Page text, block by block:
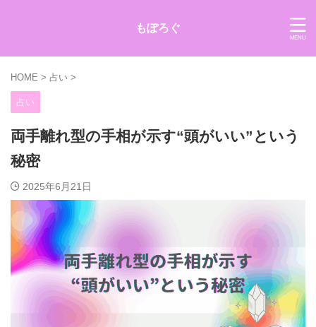
もぽろぐ
HOME > 占い >
占い
両手離れ型の手相が示す“頭がいい”という
秘密
2025年6月21日